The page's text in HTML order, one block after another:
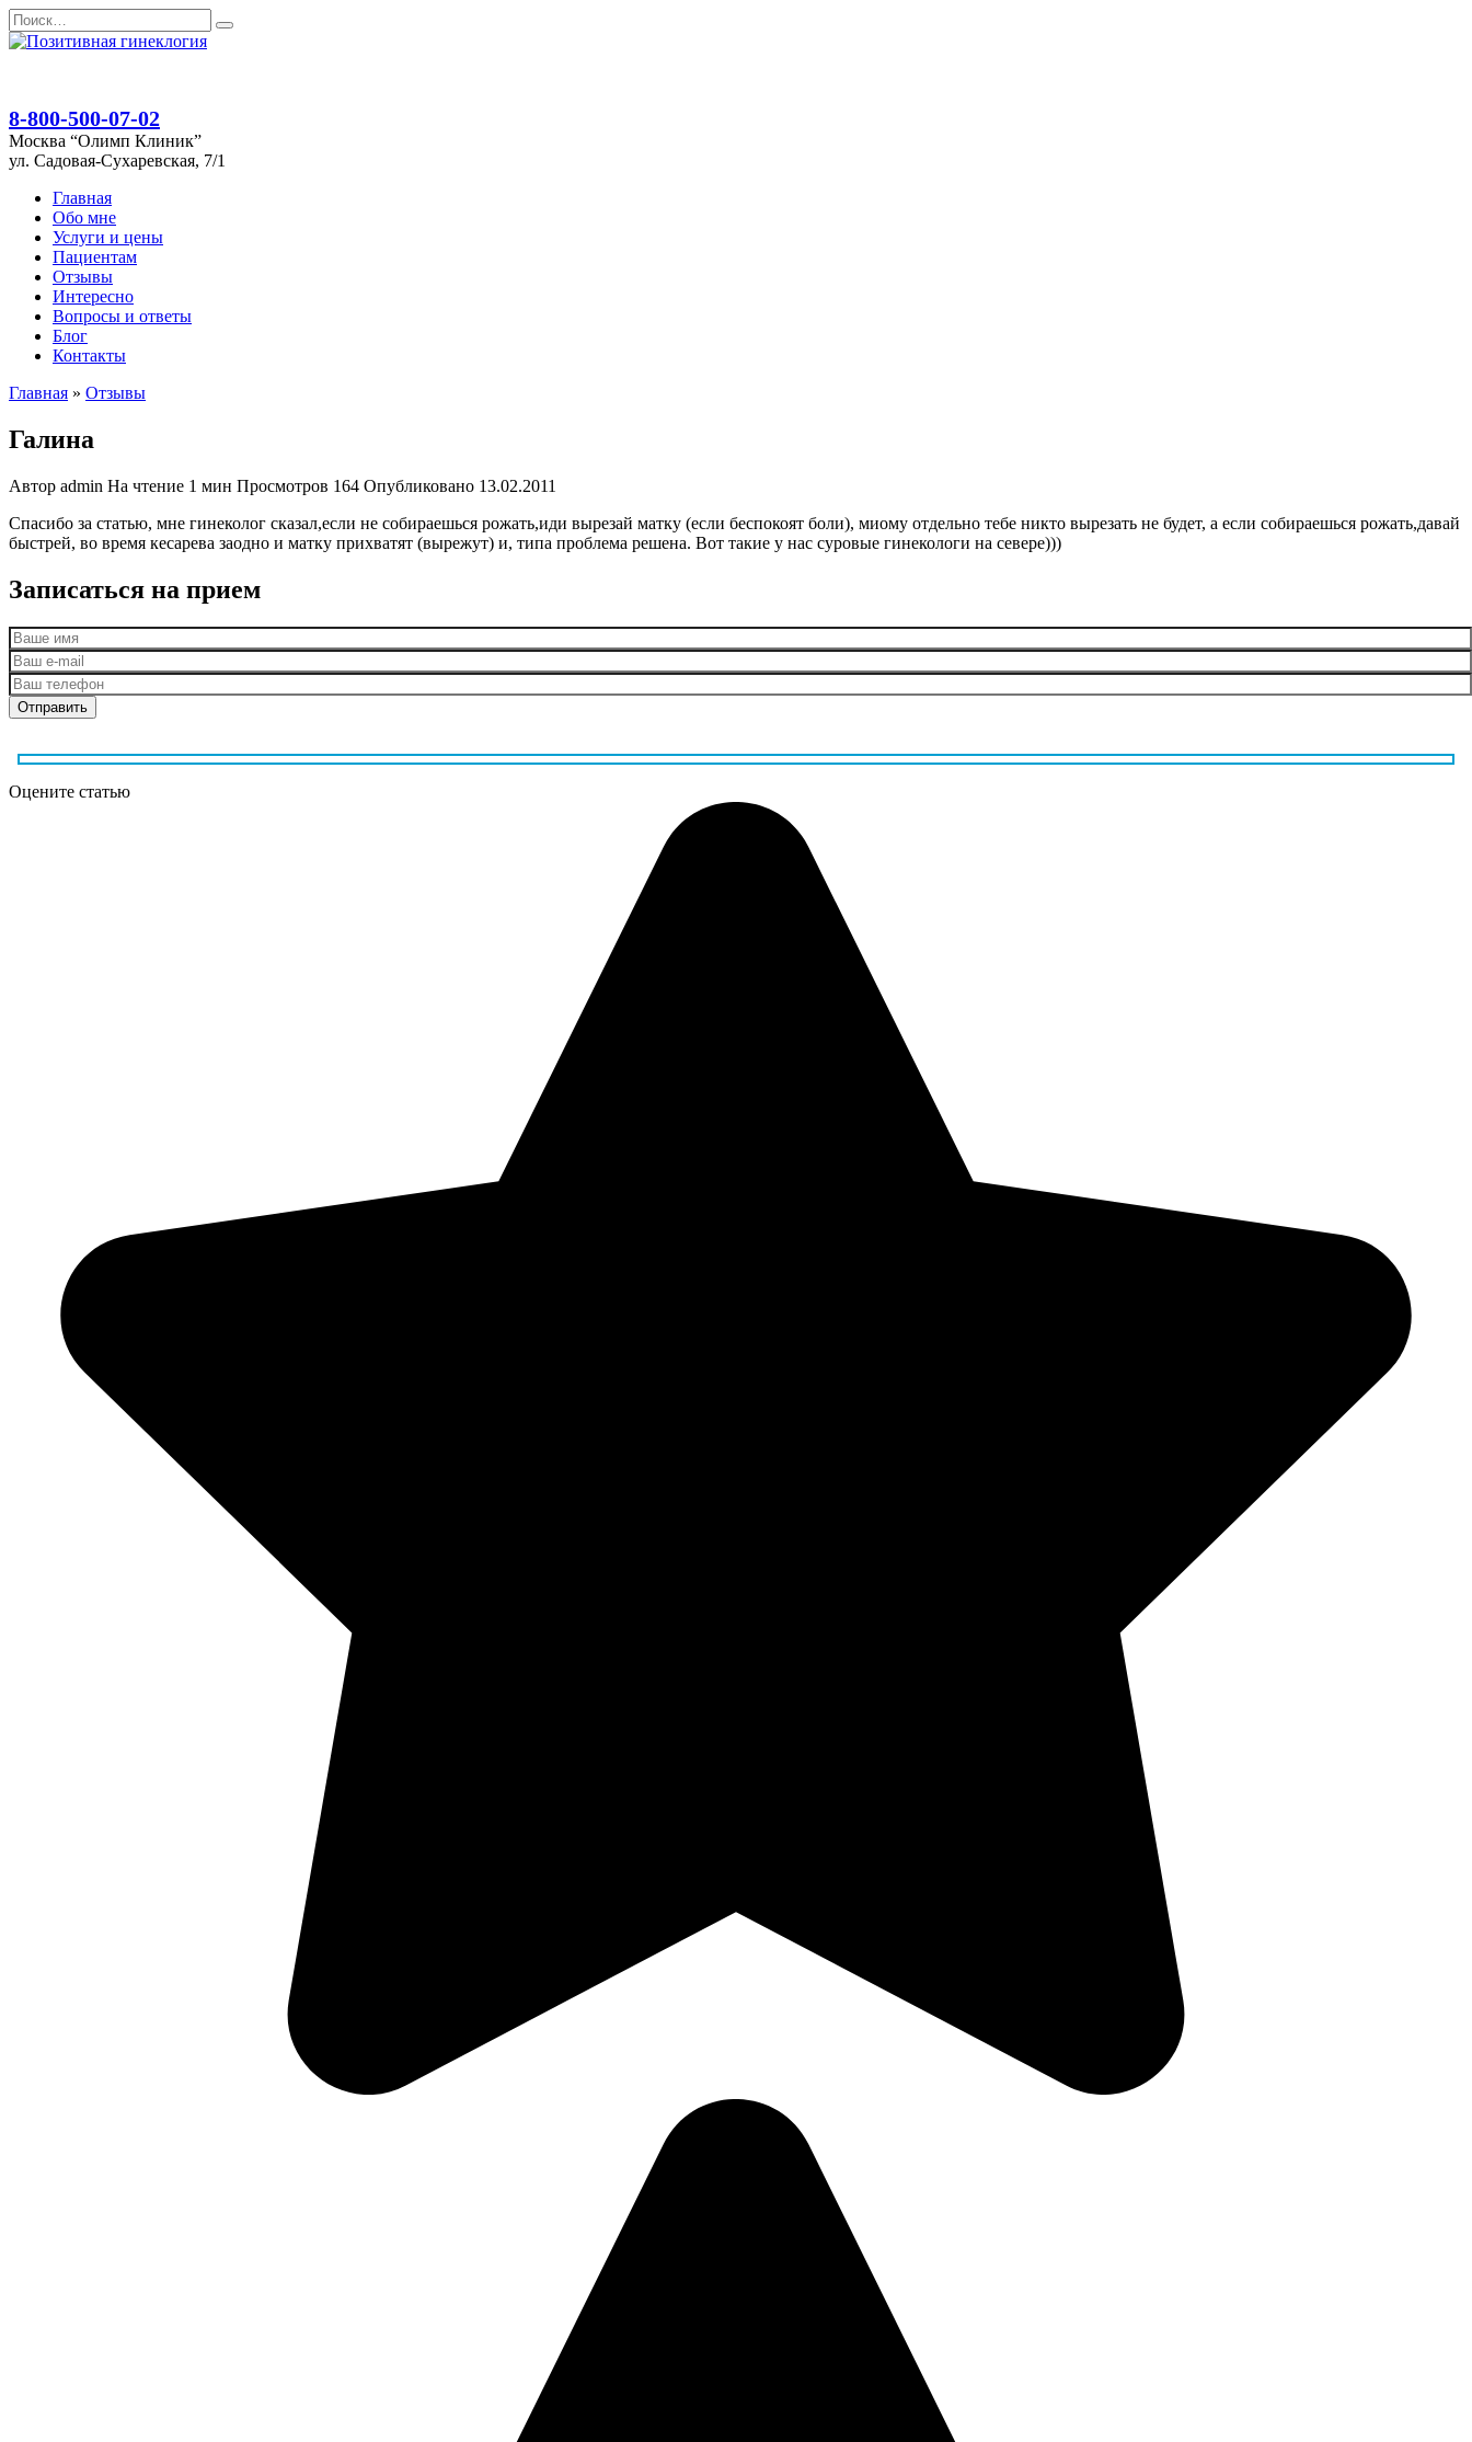
Перейти
к
Search
for:
8-800-500-07-02
Москва “Олимп Клиник”
ул. Садовая-Сухаревская, 7/1
Главная
Обо мне
Услуги и цены
Пациентам
Отзывы
Интересно
Вопросы и ответы
Блог
Контакты
Главная » Отзывы
Галина
Автор admin На чтение 1 мин Просмотров 164 Опубликовано 13.02.2011
Спасибо за статью, мне гинеколог сказал,если не собираешься рожать,иди вырезай матку (если беспокоят боли), миому отдельно тебе никто вырезать не будет, а если собираешься рожать,давай
быстрей, во время кесарева заодно и матку прихватят (вырежут) и, типа проблема решена. Вот такие у нас суровые гинекологи на севере)))
Записаться на прием
Оцените статью